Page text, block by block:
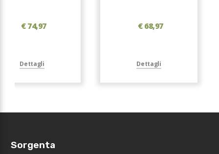
€ 74,97
Dettagli
€ 68,97
Dettagli
Sorgenta